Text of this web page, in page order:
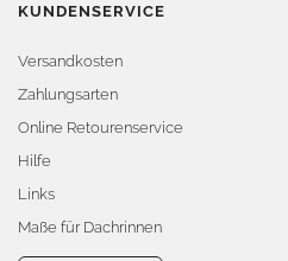
KUNDENSERVICE
Versandkosten
Zahlungsarten
Online Retourenservice
Hilfe
Links
Maße für Dachrinnen